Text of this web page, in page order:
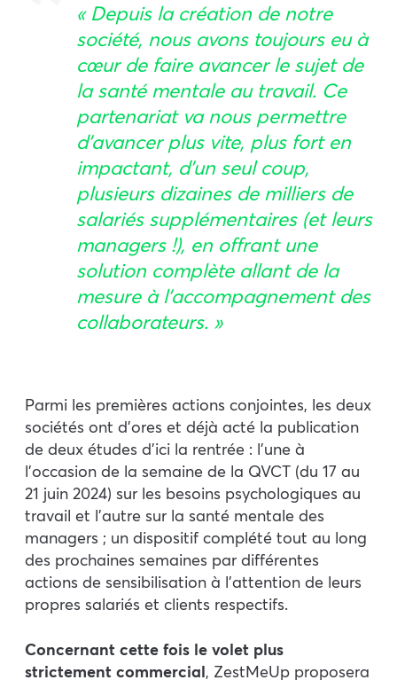
« Depuis la création de notre
société, nous avons toujours eu à
cœur de faire avancer le sujet de
la santé mentale au travail. Ce
partenariat va nous permettre
d’avancer plus vite, plus fort en
impactant, d’un seul coup,
plusieurs dizaines de milliers de
salariés supplémentaires (et leurs
managers !), en offrant une
solution complète allant de la
mesure à l’accompagnement des
collaborateurs. »
Parmi les premières actions conjointes, les deux
sociétés ont d’ores et déjà acté la publication
de deux études d’ici la rentrée : l’une à
l’occasion de la semaine de la QVCT (du 17 au
21 juin 2024) sur les besoins psychologiques au
travail et l’autre sur la santé mentale des
managers ; un dispositif complété tout au long
des prochaines semaines par différentes
actions de sensibilisation à l’attention de leurs
propres salariés et clients respectifs.
Concernant cette fois le volet plus
strictement commercial, ZestMeUp proposera